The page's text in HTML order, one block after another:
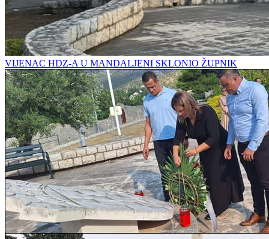
VIJENAC HDZ-A U MANDALJENI SKLONIO ŽUPNIK